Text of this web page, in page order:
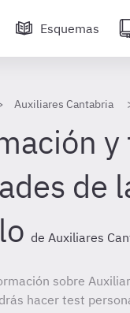
Esquemas
Auxiliares Cantabria
y
de
de Auxiliares
sobre
hacer test